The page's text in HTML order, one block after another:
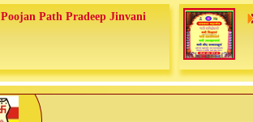
Poojan Path Pradeep Jinvani